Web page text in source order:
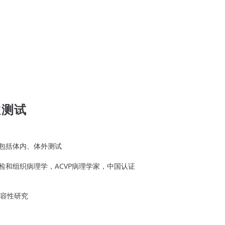
试
括体内、体外测试
和组织病理学，ACVP病理学家，中国认证
性研究